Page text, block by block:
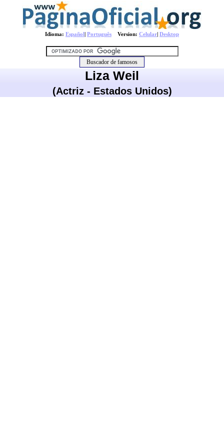
Idioma: Español| Português Version: Celular| Desktop
Liza Weil
(Actriz - Estados Unidos)